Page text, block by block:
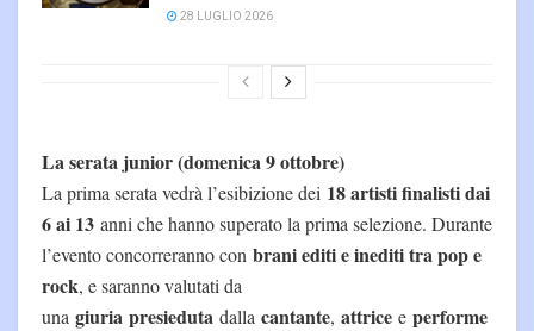
28 LUGLIO 2026
La serata junior (domenica 9 ottobre)
La prima serata vedrà l’esibizione dei 18 artisti finalisti dai
6 ai 13 anni che hanno superato la prima selezione. Durante
l’evento concorreranno con brani editi e inediti tra pop e
rock, e saranno valutati da
una giuria presieduta dalla cantante, attrice e performe